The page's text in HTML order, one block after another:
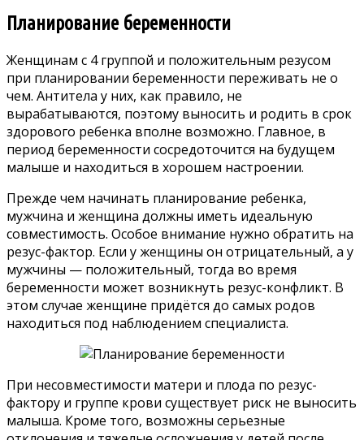
Планирование беременности
Женщинам с 4 группой и положительным резусом
при планировании беременности переживать не о
чем. Антитела у них, как правило, не
вырабатываются, поэтому выносить и родить в срок
здорового ребенка вполне возможно. Главное, в
период беременности сосредоточится на будущем
малыше и находиться в хорошем настроении.
Прежде чем начинать планирование ребенка,
мужчина и женщина должны иметь идеальную
совместимость. Особое внимание нужно обратить на
резус-фактор. Если у женщины он отрицательный, а у
мужчины — положительный, тогда во время
беременности может возникнуть резус-конфликт. В
этом случае женщине придётся до самых родов
находиться под наблюдением специалиста.
При несовместимости матери и плода по резус-
фактору и группе крови существует риск не выносить
малыша. Кроме того, возможны серьезные